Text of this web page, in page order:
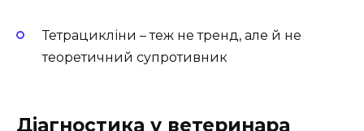
Тетрацикліни – теж не тренд, але й не
теоретичний супротивник
Діагностика у ветеринара